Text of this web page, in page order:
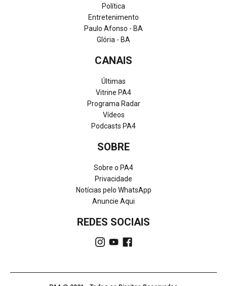
Política
Entretenimento
Paulo Afonso - BA
Glória - BA
CANAIS
Últimas
Vitrine PA4
Programa Radar
Vídeos
Podcasts PA4
SOBRE
Sobre o PA4
Privacidade
Notícias pelo WhatsApp
Anuncie Aqui
REDES SOCIAIS